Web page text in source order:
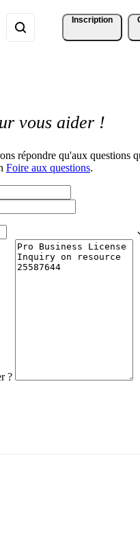
Inscription
vous aider !
répondre qu'aux questions
Foire aux questions.
?